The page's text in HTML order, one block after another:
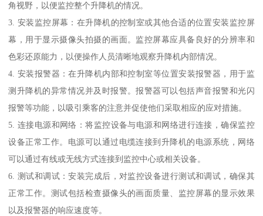
角视野，以便监控整个升降机的情况。
3. 安装监控屏幕：在升降机的控制室或其他合适的位置安装监控屏
幕，用于显示摄像头拍摄的画面。监控屏幕应具备良好的分辨率和
色彩还原能力，以便操作人员清晰地观察升降机内部情况。
4. 安装报警器：在升降机内部和控制室等位置安装报警器，用于监
测升降机的异常情况并及时报警。报警器可以包括声音报警和光闪
报警等功能，以吸引乘客的注意并促使他们采取相应的应对措施。
5. 连接电源和网络：将监控设备与电源和网络进行连接，确保监控
设备正常工作。电源可以通过电缆连接到升降机的电源系统，网络
可以通过有线或无线方式连接到监控中心或相关设备。
6. 测试和调试：安装完成后，对监控设备进行测试和调试，确保其
正常工作。测试包括检查摄像头的画面质量、监控屏幕的显示效果
以及报警器的响应速度等。